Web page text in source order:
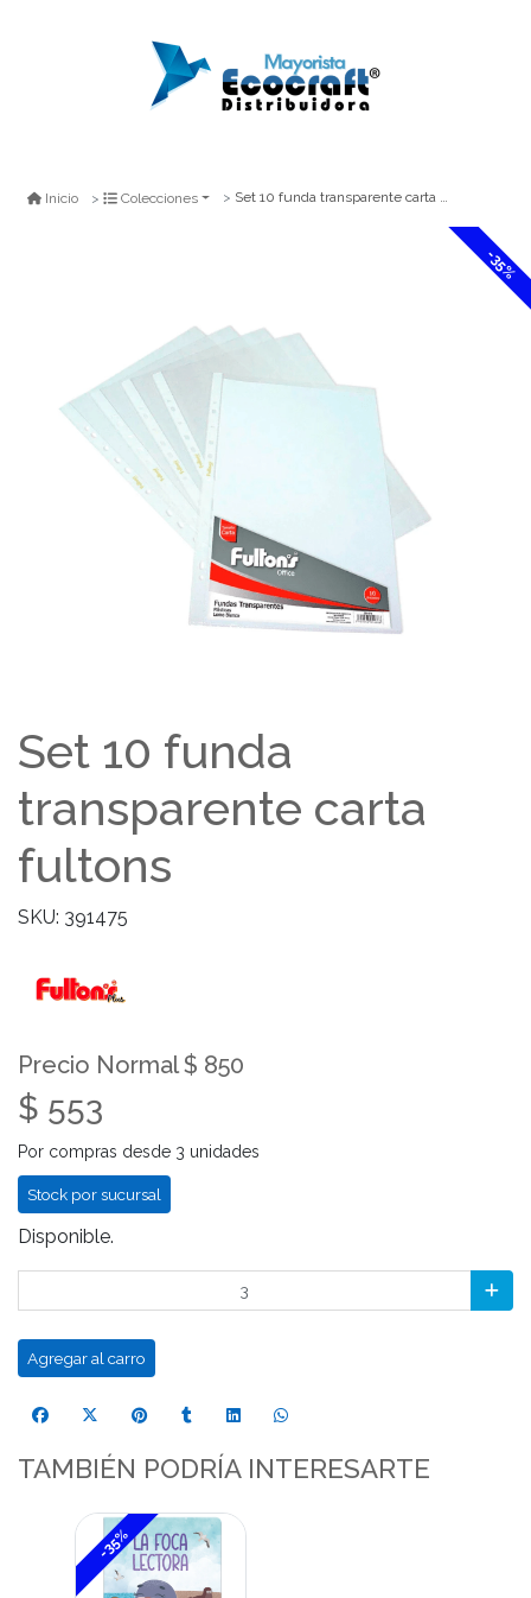
Inicio Colecciones Set 10 funda transparente carta fultons
-35%
Set 10 funda
transparente carta
fultons
SKU: 391475
Precio Normal $ 850
$ 553
Por compras desde 3 unidades
Stock por sucursal
Disponible.
Agregar al carro
TAMBIÉN PODRÍA INTERESARTE
-35%